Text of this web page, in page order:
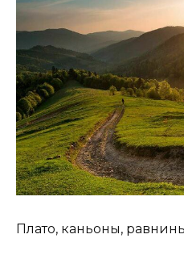
Плато, каньоны,